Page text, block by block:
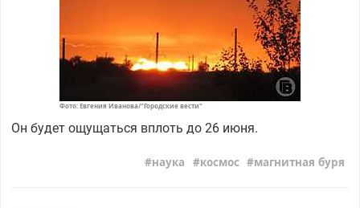
Фото: Евгения Иванова/"Городские вести"
Он будет ощущаться вплоть до 26 июня.
наука космос магнитная буря